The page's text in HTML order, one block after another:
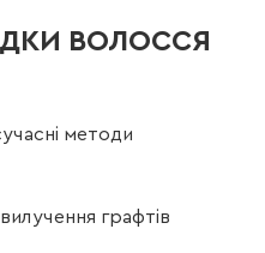
ВОЛОССЯ
методи
графтів